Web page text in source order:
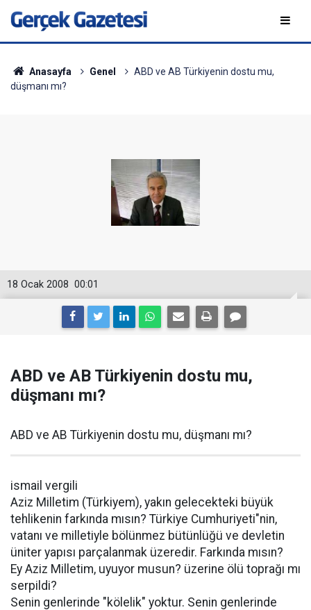
Anasayfa Genel
ABD ve AB Türkiyenin dostu mu,
düşmanı mı?
00:01
18 Ocak 2008
ABD ve AB Türkiyenin dostu mu,
düşmanı mı?
ABD ve AB Türkiyenin dostu mu, düşmanı mı?
ismail vergili
Aziz Milletim (Türkiyem), yakın gelecekteki büyük
tehlikenin farkında mısın? Türkiye Cumhuriyeti"nin,
vatanı ve milletiyle bölünmez bütünlüğü ve devletin
üniter yapısı parçalanmak üzeredir. Farkında mısın?
Ey Aziz Milletim, uyuyor musun? üzerine ölü toprağı mı
serpildi?
Senin genlerinde "kölelik" yoktur. Senin genlerinde